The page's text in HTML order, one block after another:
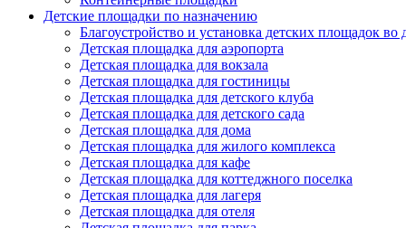
Детские площадки по назначению
Благоустройство и установка детских площадок
Детская площадка для аэропорта
Детская площадка для вокзала
Детская площадка для гостиницы
Детская площадка для детского клуба
Детская площадка для детского сада
Детская площадка для дома
Детская площадка для жилого комплекса
Детская площадка для кафе
Детская площадка для коттеджного поселка
Детская площадка для лагеря
Детская площадка для отеля